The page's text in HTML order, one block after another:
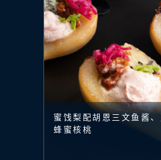
蜜饯梨配胡恩三文鱼酱
蜂蜜核桃